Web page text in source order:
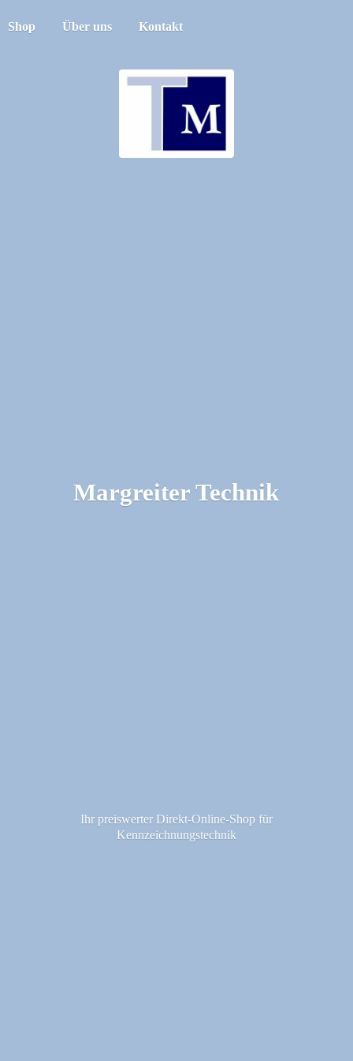
Shop Über uns Kontakt
Margreiter Technik
Ihr preiswerter Direkt-Online-Shop für
Kennzeichnungstechnik